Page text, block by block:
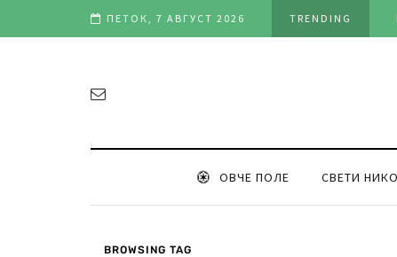
ПЕТОК, 7 АВГУСТ 2026 TRENDING
во клубот и репрезентацијата“
ОВЧЕ ПОЛЕ СВЕТИ
BROWSING TAG